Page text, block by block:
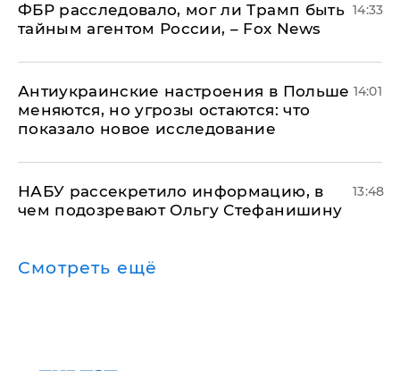
ФБР расследовало, мог ли Трамп быть
тайным агентом России, – Fox News
14:33
Антиукраинские настроения в Польше
меняются, но угрозы остаются: что
показало новое исследование
14:01
НАБУ рассекретило информацию, в
чем подозревают Ольгу Стефанишину
13:48
Смотреть ещё